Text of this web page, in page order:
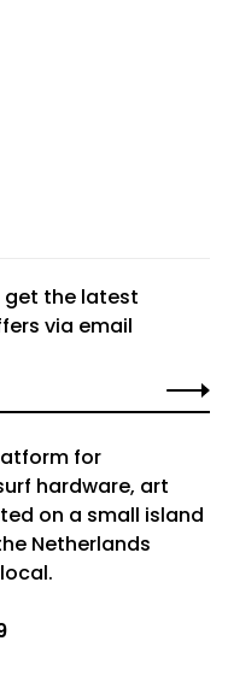
get the latest
via email
for
hardware, art
on a small island
Netherlands